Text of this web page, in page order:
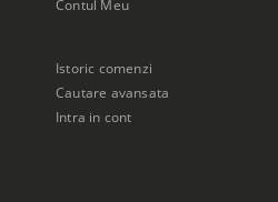
Contul Meu
Istoric comenzi
Cautare avansata
Intra in cont